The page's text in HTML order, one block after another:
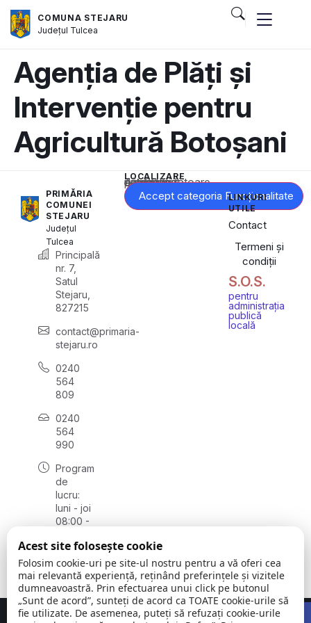
COMUNA STEJARU
Județul Tulcea
Agenția de Plăți și
Intervenție pentru
Agricultură Botoșani
PRIMĂRIA
COMUNEI
STEJARU
Județul
Tulcea
Principală
nr. 7,
Satul
Stejaru,
827215
contact@primaria-
stejaru.ro
0240
564
809
0240
564
990
Program
de
lucru:
luni - joi
08:00 -
vineri
08:00 -
14:00
LOCALIZARE
Acest conținut este blocat până când acceptați categoria corespunzătoare de cookie-uri.
Accept categoria Funcționalitate
LINKURI
UTILE
Contact
Termeni și
condiții
S.O.S.
pentru
administrația
publică
locală
Acest site folosește cookie
Folosim cookie-uri pe site-ul nostru pentru a vă oferi cea
mai relevantă experiență, reținând preferințele și vizitele
dumneavoastră. Prin efectuarea unui click pe butonul
„Sunt de acord”, sunteți de acord ca TOATE cookie-urile să
fie utilizate. De asemenea, puteți să refuzați cookie-urile